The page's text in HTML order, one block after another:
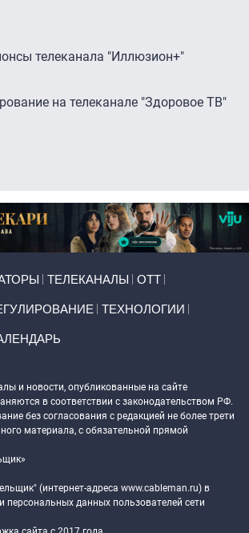
телеканала "Иллюзион+"
на телеканале "Здоровое ТВ"
ТЕЛЕКАНАЛЫ ОТТ
ТЕХНОЛОГИИ
и новости, опубликованные на сайте
в соответствии с законодательством РФ.
без согласования с редакцией не более трети
материала, с обязательной прямой
(интернет-адреса www.cableman.ru) в
персональных данных пользователей сети